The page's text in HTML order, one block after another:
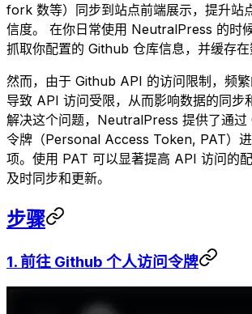
fork 数等）同步到站点前端展示，提升站
信度。 在你日常使用 NeutralPress 的时
抓取你配置的 Github 仓库信息，并缓存在
然而，由于 Github API 的访问限制，频
导致 API 访问受限，从而影响数据的同步
解决这个问题，NeutralPress 提供了通过
令牌（Personal Access Token, PAT）
项。使用 PAT 可以显著提高 API 访问的
及时同步和更新。
步骤
1. 前往 Github 个人访问令牌